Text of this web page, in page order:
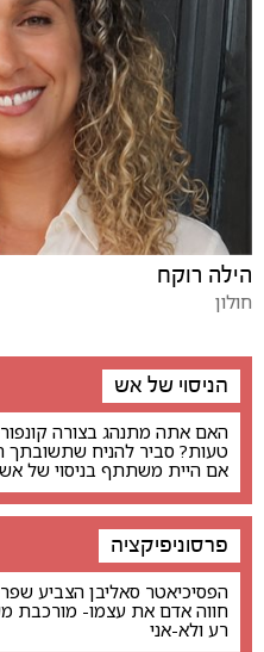
הילה רוקח
חולון
הניסוי של אש
האם אתה מתנהג בצורה
טעות? סביר להניח שתשובתך
אם היית משתתף בניסוי של
פרסוניפיקציה
הפסיכיאטר סאליבן הצביע
חווה אדם את עצמו- מורכבת
רע ולא-אני